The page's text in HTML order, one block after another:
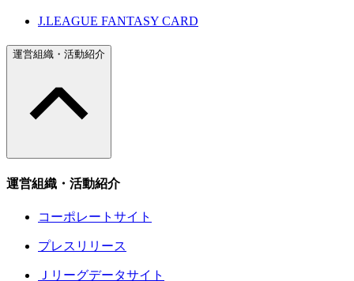
J.LEAGUE FANTASY CARD
運営組織・活動紹介
運営組織・活動紹介
コーポレートサイト
プレスリリース
Ｊリーグデータサイト